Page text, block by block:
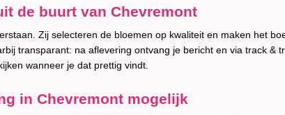
de buurt van Chevremont
Zij selecteren de bloemen op kwaliteit en maken het
transparant: na aflevering ontvang je bericht en via track &
wanneer je dat prettig vindt.
in Chevremont mogelijk